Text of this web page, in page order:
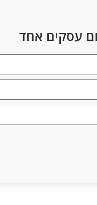
עסקים אחד